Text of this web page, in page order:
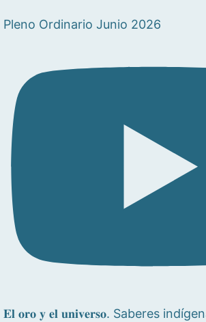
Pleno Ordinario Junio 2026
𝐄𝐥 𝐨𝐫𝐨 𝐲 𝐞𝐥 𝐮𝐧𝐢𝐯𝐞𝐫𝐬𝐨. Saberes